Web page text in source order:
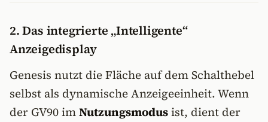
2. Das integrierte „Intelligente“
Anzeigedisplay
Genesis nutzt die Fläche auf dem Schalthebel
selbst als dynamische Anzeigeeinheit. Wenn
der GV90 imNutzungsmodusist, dient der